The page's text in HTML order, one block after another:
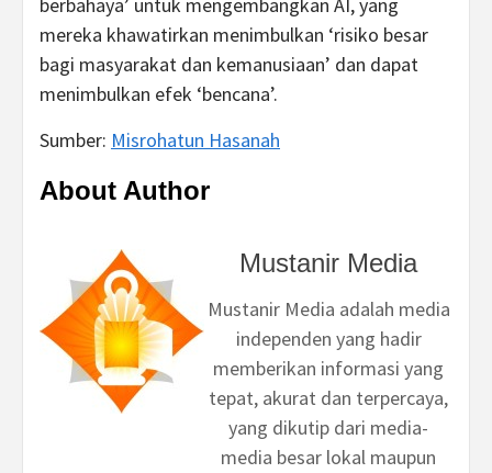
mereka khawatirkan menimbulkan ‘risiko besar
bagi masyarakat dan kemanusiaan’ dan dapat
menimbulkan efek ‘bencana’.
Sumber: Misrohatun Hasanah
About Author
Mustanir Media
Mustanir Media adalah media
independen yang hadir
memberikan informasi yang
tepat, akurat dan terpercaya,
yang dikutip dari media-
media besar lokal maupun